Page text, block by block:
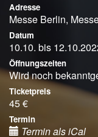
Adresse
Messe Berlin,
Datum
10.10. bis
Öffnungszeiten
Wird noch
Ticketpreis
45 €
Termin
Termin als iCal